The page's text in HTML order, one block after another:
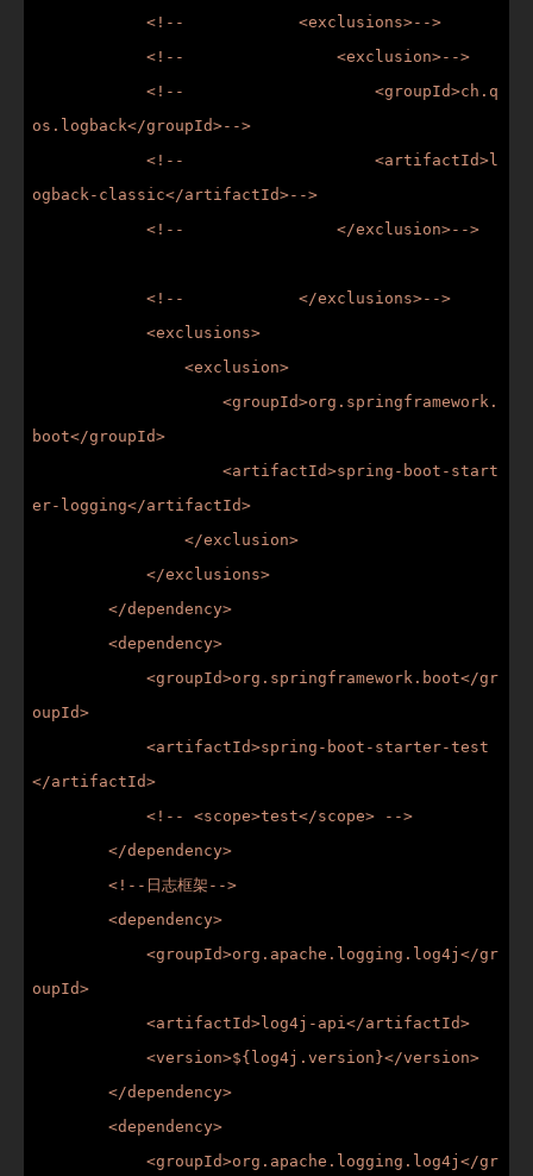
<!--            <exclusions>-->
<!--                <exclusion>-->
<!--                    <groupId>ch.q
os.logback</groupId>-->
<!--                    <artifactId>l
ogback-classic</artifactId>-->
<!--                </exclusion>-->
<!--            </exclusions>-->
<exclusions>
<exclusion>
<groupId>org.springframework.
boot</groupId>
<artifactId>spring-boot-start
er-logging</artifactId>
</exclusion>
</exclusions>
</dependency>
<dependency>
<groupId>org.springframework.boot</gr
oupId>
<artifactId>spring-boot-starter-test
</artifactId>
<!-- <scope>test</scope> -->
</dependency>
<!--日志框架-->
<dependency>
<groupId>org.apache.logging.log4j</gr
oupId>
<artifactId>log4j-api</artifactId>
<version>${log4j.version}</version>
</dependency>
<dependency>
<groupId>org.apache.logging.log4j</gr